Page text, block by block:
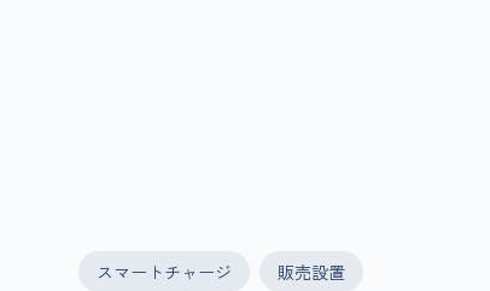
スマートチャージ
販売設置